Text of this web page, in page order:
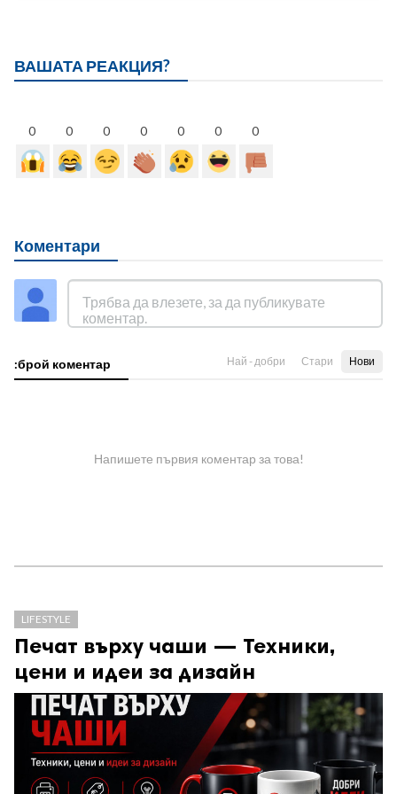
ВАШАТА РЕАКЦИЯ?
0 0 0 0 0 0 0
Коментари
:брой коментар Най - добри Стари Нови
Напишете първия коментар за това!
LIFESTYLE
Печат върху чаши — Техники,
цени и идеи за дизайн